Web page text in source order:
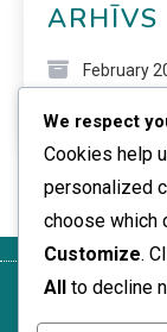
ARHĪVS
February
January
Kas mēs
We respect
Cookies help
personalized
choose which
Customize.
All to decline